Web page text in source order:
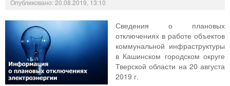
Опубликовано: 20.08.2019, 13:10
Сведения о плановых
отключениях в работе объектов
коммунальной инфраструктуры
в Кашинском городском округе
Тверской области на 20 августа
2019 г.